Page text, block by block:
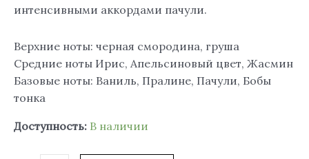
интенсивными аккордами пачули.
Верхние ноты: черная смородина, груша
Средние ноты Ирис, Апельсиновый цвет, Жасмин
Базовые ноты: Ваниль, Пралине, Пачули, Бобы
тонка
Доступность: В наличии